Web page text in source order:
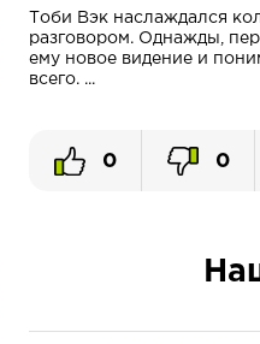
Тоби Вэк наслаждался
разговором. Однажды,
ему новое видение и
всего. ...
0 0